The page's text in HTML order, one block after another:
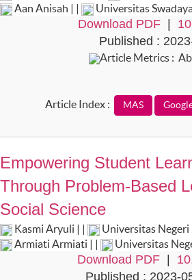
Aan Anisah | |
Universitas
Download PDF |
Published :
Article Metrics :
Article Index :
Empowering Student
Through Problem-Based
Social Science
Kasmi Aryuli | | Universitas Negeri
Armiati Armiati | |
Universitas
Download PDF |
Published : 2023-